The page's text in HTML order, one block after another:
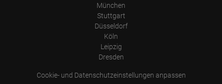
München
Stuttgart
Düsseldorf
Köln
Leipzig
Dresden
Cookie- und Datenschutzeinstellungen anpassen